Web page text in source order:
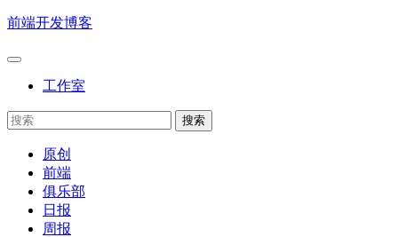
前端开发博客
工作室
原创
前端
俱乐部
日报
周报